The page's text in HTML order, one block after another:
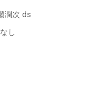
潤次 ds
し